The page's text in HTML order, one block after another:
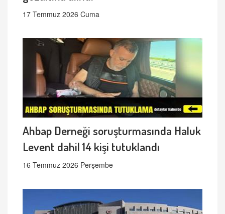
17 Temmuz 2026 Cuma
Ahbap Derneği soruşturmasında Haluk
Levent dahil 14 kişi tutuklandı
16 Temmuz 2026 Perşembe